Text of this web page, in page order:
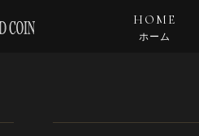
HOME
ホーム